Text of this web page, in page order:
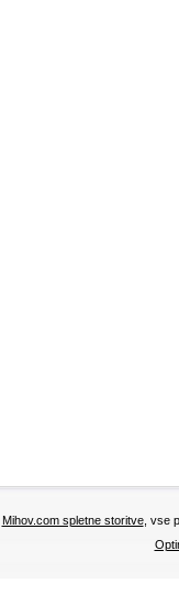
Mihov.com spletne storitve, vse